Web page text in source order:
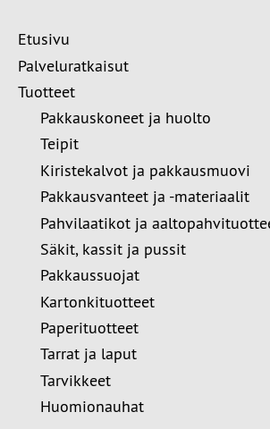
Etusivu
Palveluratkaisut
Tuotteet
Pakkauskoneet ja huolto
Teipit
Kiristekalvot ja pakkausmuovi
Pakkausvanteet ja -materiaalit
Pahvilaatikot ja
Säkit, kassit ja pussit
Pakkaussuojat
Kartonkituotteet
Paperituotteet
Tarrat ja laput
Tarvikkeet
Huomionauhat